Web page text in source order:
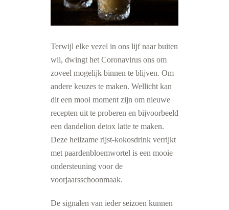
Terwijl elke vezel in ons lijf naar buiten
wil, dwingt het Coronavirus ons om
zoveel mogelijk binnen te blijven. Om
andere keuzes te maken. Wellicht kan
dit een mooi moment zijn om nieuwe
recepten uit te proberen en bijvoorbeeld
een dandelion detox latte te maken.
Deze heilzame rijst-kokosdrink verrijkt
met paardenbloemwortel is een mooie
ondersteuning voor de
voorjaarsschoonmaak.
De signalen van ieder seizoen kunnen